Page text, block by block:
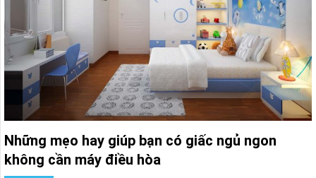
Những mẹo hay giúp bạn có giấc ngủ ngon
không cần máy điều hòa